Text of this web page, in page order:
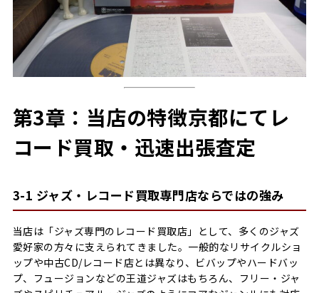
第3章：当店の特徴――京都にてレ
コード買取・迅速出張査定
3-1 ジャズ・レコード買取専門店ならではの強み
当店は「ジャズ専門のレコード買取店」として、多くのジャズ
愛好家の方々に支えられてきました。一般的なリサイクルショ
ップや中古CD/レコード店とは異なり、ビバップやハードバッ
プ、フュージョンなどの王道ジャズはもちろん、フリー・ジャ